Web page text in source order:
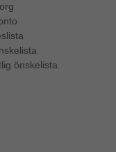
önskelista